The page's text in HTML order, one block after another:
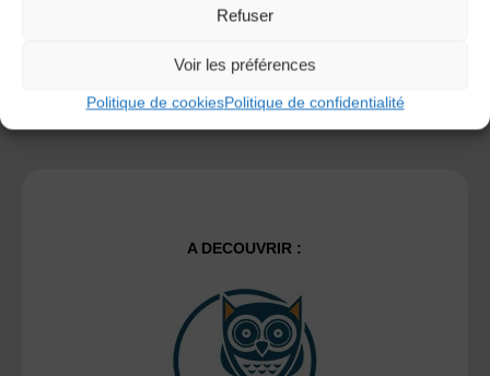
Refuser
Voir les préférences
Politique de cookiesPolitique de confidentialité
commentaires sont traitées.
A DECOUVRIR :